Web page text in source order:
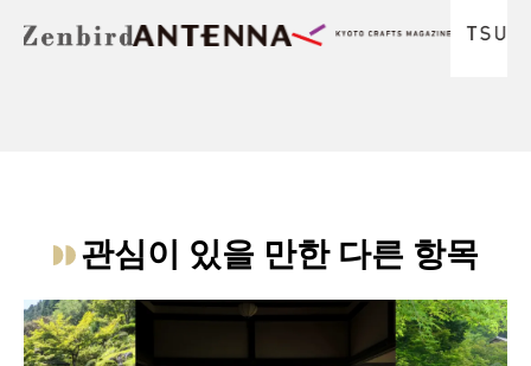
관심이 있을 만한 다른 항목